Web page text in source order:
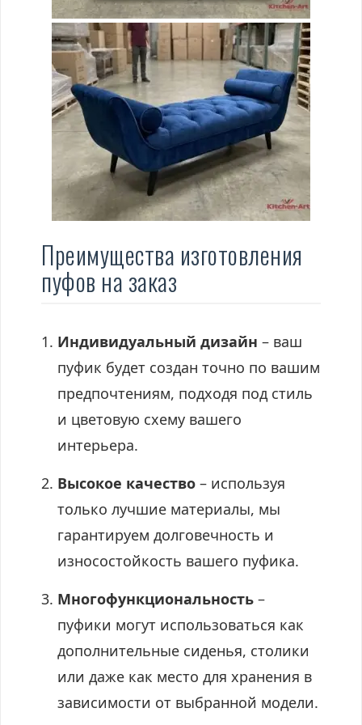
Преимущества изготовления
пуфов на заказ
Индивидуальный дизайн – ваш
пуфик будет создан точно по вашим
предпочтениям, подходя под стиль
и цветовую схему вашего
интерьера.
Высокое качество – используя
только лучшие материалы, мы
гарантируем долговечность и
износостойкость вашего пуфика.
Многофункциональность –
пуфики могут использоваться как
дополнительные сиденья, столики
или даже как место для хранения в
зависимости от выбранной модели.